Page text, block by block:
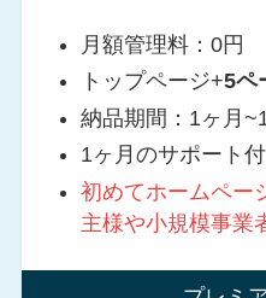
月額管理料：0円
トップページ+5ペ
納品期間：1ヶ月
1ヶ月のサポート付
初めてホームペー
主様や小規模事業